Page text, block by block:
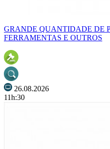
GRANDE QUANTIDADE DE
FERRAMENTAS E OUTROS
26.08.2026
11h:30